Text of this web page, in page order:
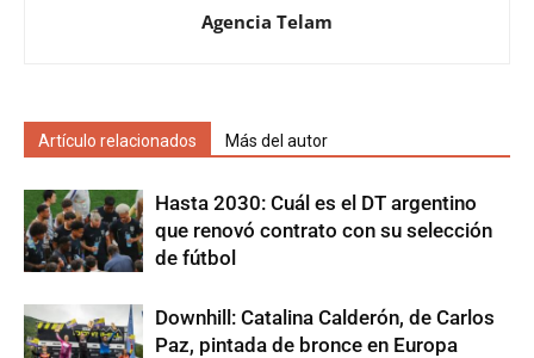
Agencia Telam
Artículo relacionados Más del autor
Hasta 2030: Cuál es el DT argentino
que renovó contrato con su selección
de fútbol
Downhill: Catalina Calderón, de Carlos
Paz, pintada de bronce en Europa